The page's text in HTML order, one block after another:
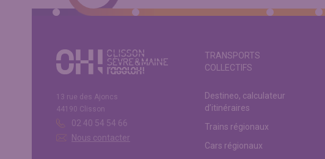
13 rue des Ajoncs
44190 Clisson
02 40 54 54 66
Nous contacter
TRANSPORTS
COLLECTIFS
Destineo, calculateur
d’itinéraires
Trains régionaux
Cars régionaux